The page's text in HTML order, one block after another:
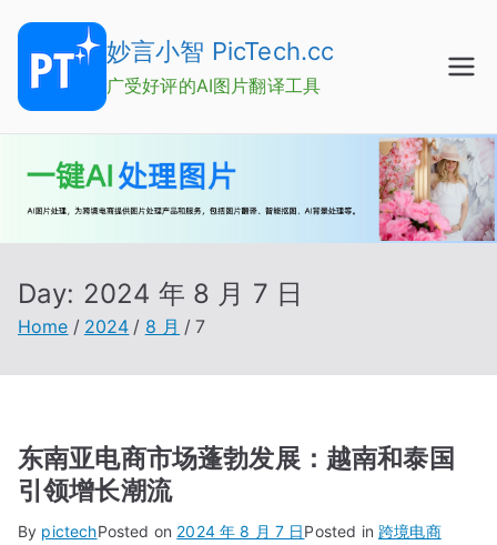
content
妙言小智 PicTech.cc
广受好评的AI图片翻译工具
Day: 2024 年 8 月 7 日
Home 2024 8 月 7
东南亚电商市场蓬勃发展：越南和泰国
引领增长潮流
By pictechPosted on 2024 年 8 月 7 日Posted in跨境电商